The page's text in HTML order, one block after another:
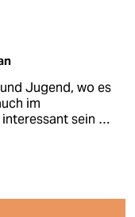
Jugend, wo es
im
interessant sein …